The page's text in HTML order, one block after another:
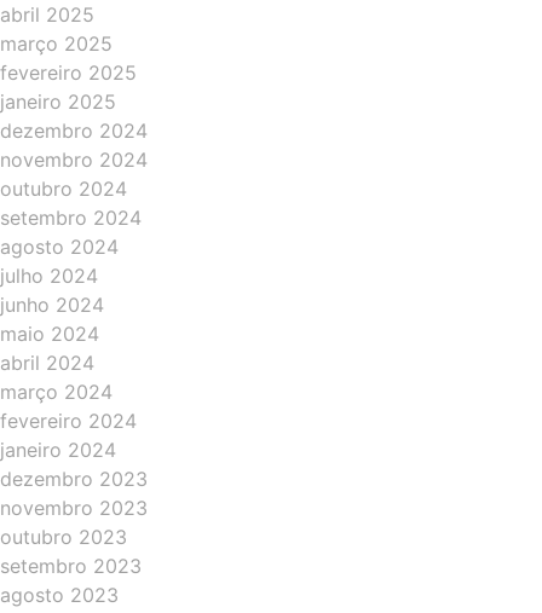
abril 2025
março 2025
fevereiro 2025
janeiro 2025
dezembro 2024
novembro 2024
outubro 2024
setembro 2024
agosto 2024
julho 2024
junho 2024
maio 2024
abril 2024
março 2024
fevereiro 2024
janeiro 2024
dezembro 2023
novembro 2023
outubro 2023
setembro 2023
agosto 2023